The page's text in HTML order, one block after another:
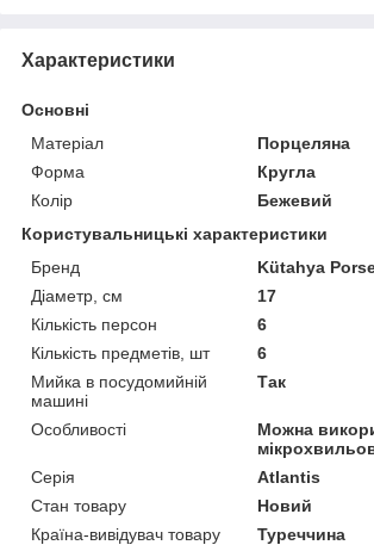
Характеристики
Основні
Матеріал
Порцеляна
Форма
Кругла
Колір
Бежевий
Користувальницькі характеристики
Бренд
Kütahya
Діаметр, см
17
Кількість персон
6
Кількість предметів, шт
6
Мийка в посудомийній
машині
Так
Особливості
Можна
Серія
Atlantis
Стан товару
Новий
Країна-вивідувач товару
Туреччина